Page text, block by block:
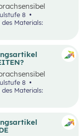
“Reif für die
7, Schulstufe 8
“Will keiner
7, Schulstufe 8